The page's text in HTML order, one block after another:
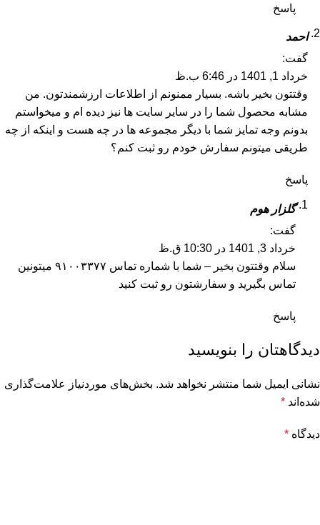
پاسخ
احمد
گفت:
خرداد 1, 1401 در 6:46 ب.ظ
وقتتون بخیر باشه. بسیار ممنونم از اطلاعات ارزشمندتون. من
مشابه محصول شما را در سایر سایت ها نیز دیده ام و میخواستم
بدونم وجه تمایز شما با دیگر مجموعه ها در چه هست و اینکه از چه
طریقی میتونم سفارش خودم رو ثبت کنم؟
پاسخ
گلزار هوم
گفت:
خرداد 3, 1401 در 10:30 ق.ظ
سلام وقتتون بخیر – شما با شماره تماس ۹۱۰۰۳۳۷۷ میتونین
تماس بگیرید و سفارشتون رو ثبت کنید
پاسخ
دیدگاهتان را بنویسید
نشانی ایمیل شما منتشر نخواهد شد. بخش‌های موردنیاز علامت‌گذاری
شده‌اند *
دیدگاه *